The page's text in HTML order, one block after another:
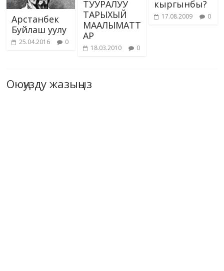
Арстанбек
Буйлаш уулу
25.04.2016 0
ТУУРАЛУУ
ТАРЫХЫЙ
МААЛЫМАТТ
АР
18.03.2010 0
кыргынбы?
17.08.2009 0
Оюңузду жазыңыз